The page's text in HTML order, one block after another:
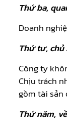
Thứ ba,
Doanh
Thứ tư, chủ
Công ty
Chịu trách
gồm tài sản
Thứ năm,